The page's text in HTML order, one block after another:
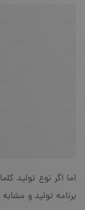
برنامه تولید و